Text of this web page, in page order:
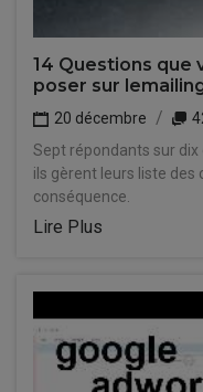
14 Questions que
poser sur
20 décembre
Sept répondants sur
ils gèrent leurs liste
conséquence.
Lire Plus